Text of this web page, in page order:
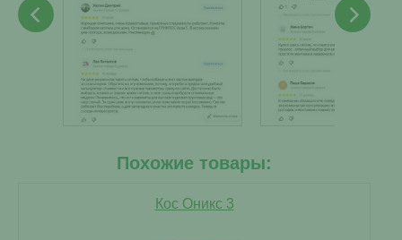
Похожие товары:
Кос Оникс 3